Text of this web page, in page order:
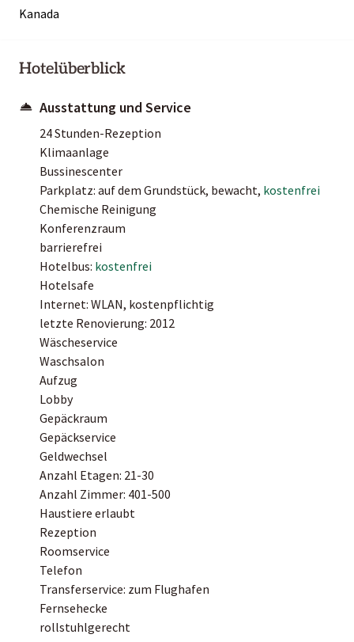
Kanada
Hotelüberblick
Ausstattung und Service
24 Stunden-Rezeption
Klimaanlage
Bussinescenter
Parkplatz: auf dem Grundstück, bewacht, kostenfrei
Chemische Reinigung
Konferenzraum
barrierefrei
Hotelbus: kostenfrei
Hotelsafe
Internet: WLAN, kostenpflichtig
letzte Renovierung: 2012
Wäscheservice
Waschsalon
Aufzug
Lobby
Gepäckraum
Gepäckservice
Geldwechsel
Anzahl Etagen: 21-30
Anzahl Zimmer: 401-500
Haustiere erlaubt
Rezeption
Roomservice
Telefon
Transferservice: zum Flughafen
Fernsehecke
rollstuhlgerecht